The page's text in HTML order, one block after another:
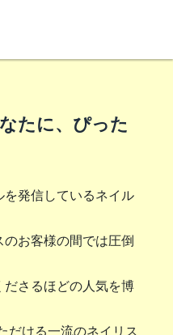
たに、ぴった
発信しているネイル
お客様の間では圧倒
さるほどの人気を博
だける一流のネイリス